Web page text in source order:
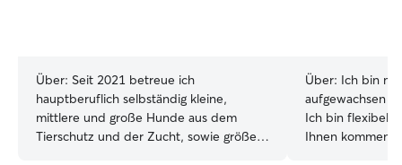
Über: Seit 2021 betreue ich
hauptberuflich selbständig kleine,
mittlere und große Hunde aus dem
Tierschutz und der Zucht, sowie größere
Über: Ich bin
aufgewachsen
Ich bin flexibel,
Ihnen kommen